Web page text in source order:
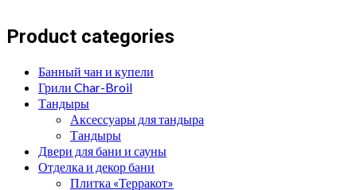
Product categories
Банный чан и купели
Грили Char-Broil
Тандыры
Аксессуары для тандыра
Тандыры
Двери для бани и сауны
Отделка и декор бани
Плитка «Терракот»